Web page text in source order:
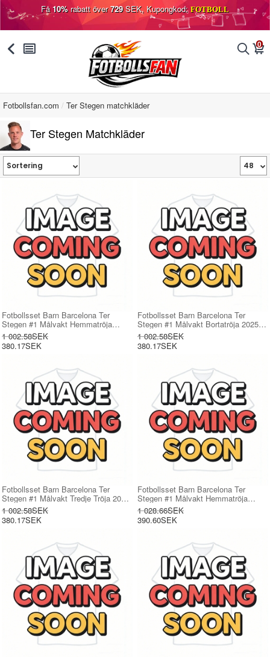
Få10%rabatt över729SEK, Kupongkod: FOTBOLL
󰅯 󰂩 󰂨 0
󰃦
Fotbollsfan.com Ter Stegen matchkläder
Ter Stegen Matchkläder
Fotbollsset Barn Barcelona Ter
Stegen #1 Målvakt Hemmatröja
2025-26 Mini-Kit Kortärmad (+ korta
byxor)
1 002.58SEK
380.17SEK
Fotbollsset Barn Barcelona Ter
Stegen #1 Målvakt Bortatröja 2025-
26 Mini-Kit Kortärmad (+ korta byxor)
1 002.58SEK
380.17SEK
Fotbollsset Barn Barcelona Ter
Stegen #1 Målvakt Tredje Tröja 2025-
26 Mini-Kit Kortärmad (+ korta byxor)
1 002.58SEK
380.17SEK
Fotbollsset Barn Barcelona Ter
Stegen #1 Målvakt Hemmatröja
2025-26 Mini-Kit Långärmad (+ korta
byxor)
1 028.66SEK
390.60SEK